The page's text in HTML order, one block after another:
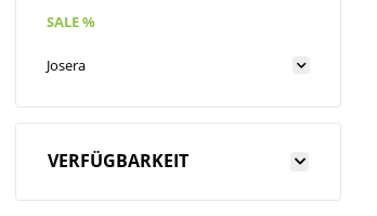
SALE %
Josera
VERFÜGBARKEIT